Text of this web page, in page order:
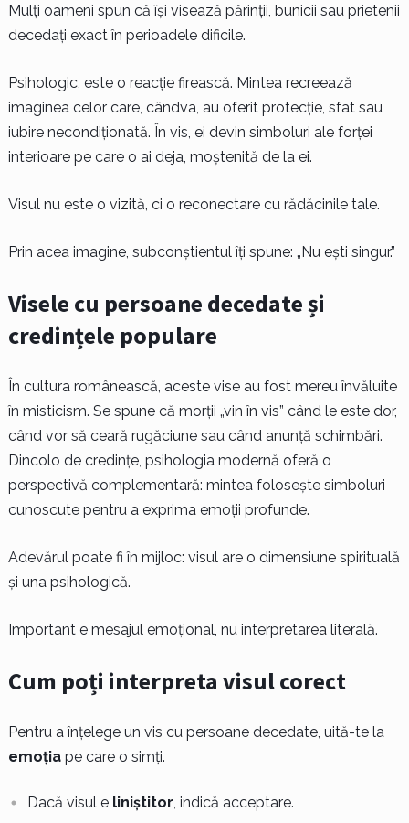
Mulți oameni spun că își visează părinții, bunicii sau prietenii
decedați exact în perioadele dificile.
Psihologic, este o reacție firească. Mintea recreează
imaginea celor care, cândva, au oferit protecție, sfat sau
iubire necondiționată. În vis, ei devin simboluri ale forței
interioare pe care o ai deja, moștenită de la ei.
Visul nu este o vizită, ci o reconectare cu rădăcinile tale.
Prin acea imagine, subconștientul îți spune: „Nu ești singur.”
Visele cu persoane decedate și
credințele populare
În cultura românească, aceste vise au fost mereu învăluite
în misticism. Se spune că morții „vin în vis” când le este dor,
când vor să ceară rugăciune sau când anunță schimbări.
Dincolo de credințe, psihologia modernă oferă o
perspectivă complementară: mintea folosește simboluri
cunoscute pentru a exprima emoții profunde.
Adevărul poate fi în mijloc: visul are o dimensiune spirituală
și una psihologică.
Important e mesajul emoțional, nu interpretarea literală.
Cum poți interpreta visul corect
Pentru a înțelege un vis cu persoane decedate, uită-te la
emoțiape care o simți.
Dacă visul e liniștitor, indică acceptare.